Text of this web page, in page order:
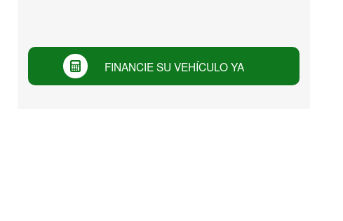
FINANCIE SU VEHÍCULO YA